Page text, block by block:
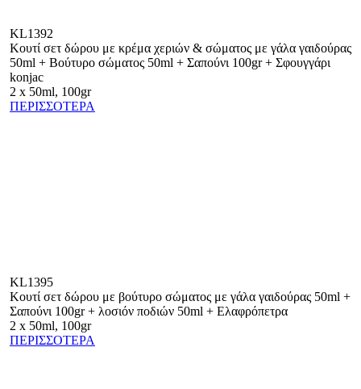
KL1392
Κουτί σετ δώρου με κρέμα χεριών & σώματος με γάλα γαιδούρας
50ml + Βούτυρο σώματος 50ml + Σαπούνι 100gr + Σφουγγάρι
konjac
2 x 50ml, 100gr
ΠΕΡΙΣΣΟΤΕΡΑ
KL1395
Κουτί σετ δώρου με βούτυρο σώματος με γάλα γαιδούρας 50ml +
Σαπούνι 100gr + λοσιόν ποδιών 50ml + Ελαφρόπετρα
2 x 50ml, 100gr
ΠΕΡΙΣΣΟΤΕΡΑ